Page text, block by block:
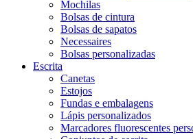
Mochilas
Bolsas de cintura
Bolsas de sapatos
Necessaires
Bolsas personalizadas
Escrita
Canetas
Estojos
Fundas e embalagens
Lápis personalizados
Marcadores fluorescentes